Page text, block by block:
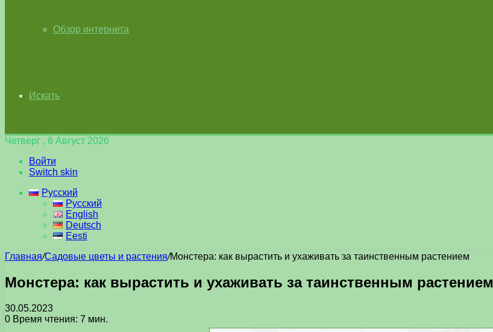
Обзор интернета
Искать
Четверг , 6 Август 2026
Войти
Switch skin
Русский
Русский
English
Deutsch
Eesti
Главная/Садовые цветы и растения/Монстера: как вырастить и ухаживать за таинственным растением
Монстера: как вырастить и ухаживать за таинственным растением
30.05.2023
0 Время чтения: 7 мин.